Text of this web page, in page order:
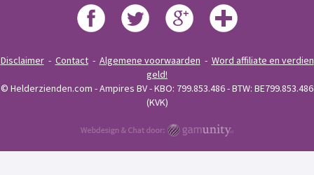
Disclaimer- Contact- Algemene voorwaarden - Word affiliate en verdien
geld!
© Helderzienden.com - Ampires BV - KBO: 799.853.486 - BTW: BE799.853.486
(KVK)